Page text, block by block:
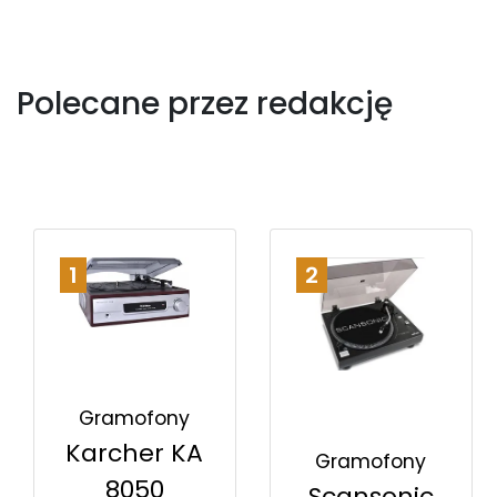
Polecane przez redakcję
1
Gramofony
Karcher KA
8050
2
Gramofony